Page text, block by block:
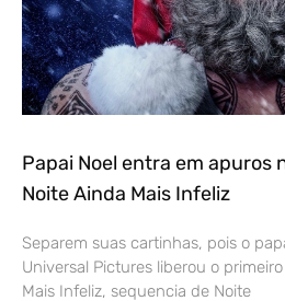
Papai Noel entra em apuros
Noite Ainda Mais Infeliz
Separem suas cartinhas, pois o
Universal Pictures liberou o
Mais Infeliz, sequencia de Noite